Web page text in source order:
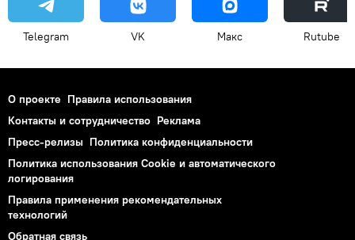
Telegram VK Макс Rutube
О проекте Правила использования
Контакты и сотрудничество Реклама
Пресс-релизы Политика конфиденциальности
Политика использования Cookie и автоматического
логирования
Правила применения рекомендательных
технологий
Обратная связь